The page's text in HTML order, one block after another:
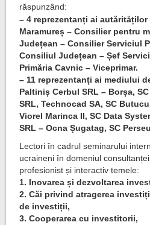
răspunzând:
– 4 reprezentanți ai
Maramureș – Consilier pentru
Județean – Consilier Serviciul
Consiliul Județean – Șef
Primăria Cavnic – Viceprimar.
– 11 reprezentanți ai mediului
Paltiniș Cerbul SRL – Borșa,
SRL, Technocad SA, SC
Viorel Marinca II, SC Data
SRL – Ocna Șugatag, SC
Lectori în cadrul seminarului
ucraineni în domeniul
profesionist și interactiv temele:
1. Inovarea și dezvoltarea
2. Căi privind atragerea
de investiții,
3. Cooperarea cu investitorii,